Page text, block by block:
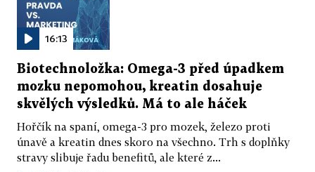
16:13
Biotechnoložka: Omega-3 před úpadkem
mozku nepomohou, kreatin dosahuje
skvělých výsledků. Má to ale háček
Hořčík na spaní, omega-3 pro mozek, železo proti
únavě a kreatin dnes skoro na všechno. Trh s doplňky
stravy slibuje řadu benefitů, ale které z...